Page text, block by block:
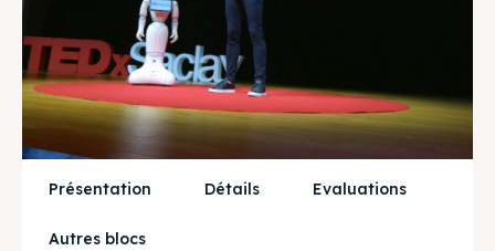
Présentation Détails Evaluations
Autres blocs